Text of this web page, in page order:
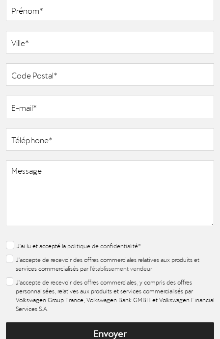
J'ai lu et accepté la politique de confidentialité*
J'accepte de recevoir des offres commerciales relatives aux produits et
services commercialisés par l'établissement vendeur
J'accepte de recevoir des offres commerciales, y compris des offres
personnalisées, relatives aux produits et services commercialisés par
Volkswagen Group France, Volkswagen Bank GMBH et Volkswagen Financial
Services S.A.
Envoyer